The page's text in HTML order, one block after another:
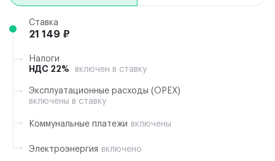
Ставка
21 149 ₽
Налоги
НДС 22%
включен в ставку
Эксплуатационные расходы (ОРЕХ)
включены в ставку
Коммунальные платежи включены
Электроэнергия включено